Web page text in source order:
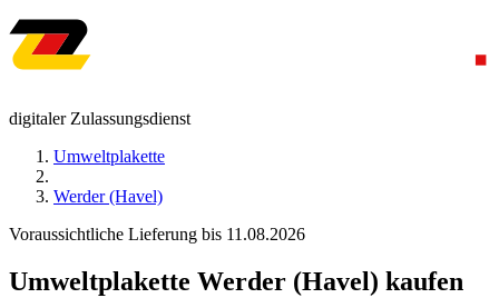
digitaler Zulassungsdienst
Umweltplakette
Werder (Havel)
Voraussichtliche Lieferung bis 11.08.2026
Umweltplakette Werder (Havel) kaufen